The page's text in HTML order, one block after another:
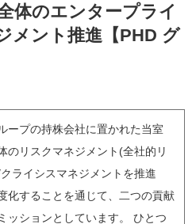
体のエンタープライ
メント推進【PHD グ
ープの持株会社に置かれた当室
のリスクマネジメント(全社的リ
ライシスマネジメントを推進
化することを通じて、二つの貢献
ッションとしています。 ひとつ